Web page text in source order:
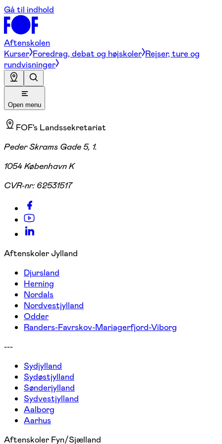
Gå til indhold
Aftenskolen
Kurser Foredrag, debat og højskoler Rejser, ture og
rundvisninger
Open menu
FOF's Landssekretariat
Peder Skrams Gade 5, 1.
1054 København K
CVR-nr: 62531517
Aftenskoler Jylland
Djursland
Herning
Nordals
Nordvestjylland
Odder
Randers-Favrskov-Mariagerfjord-Viborg
---
Sydjylland
Sydøstjylland
Sønderjylland
Sydvestjylland
Aalborg
Aarhus
Aftenskoler Fyn/Sjælland